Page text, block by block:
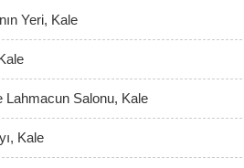
Yeri, Kale
Lahmacun Salonu, Kale
Kale